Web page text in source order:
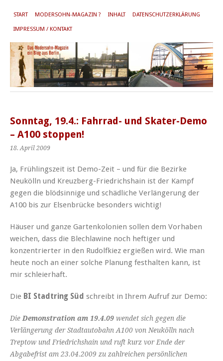
START MODERSOHN-MAGAZIN ? INHALT DATENSCHUTZERKLÄRUNG
IMPRESSUM / KONTAKT
Sonntag, 19.4.: Fahrrad- und Skater-Demo
– A100 stoppen!
18. April 2009
Ja, Frühlingszeit ist Demo-Zeit – und für die Bezirke
Neukölln und Kreuzberg-Friedrichshain ist der Kampf
gegen die blödsinnige und schädliche Verlängerung der
A100 bis zur Elsenbrücke besonders wichtig!
Häuser und ganze Gartenkolonien sollen dem Vorhaben
weichen, dass die Blechlawine noch heftiger und
konzentrierter in den Rudolfkiez ergießen wird. Wie man
heute noch an einer solche Planung festhalten kann, ist
mir schleierhaft.
Die BI Stadtring Süd schreibt in Ihrem Aufruf zur Demo:
Die Demonstration am 19.4.09 wendet sich gegen die
Verlängerung der Stadtautobahn A100 von Neukölln nach
Treptow und Friedrichshain und ruft kurz vor Ende der
Abgabefrist am 23.04.2009 zu zahlreichen persönlichen